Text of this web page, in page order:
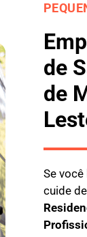
de
de
Se
cuide